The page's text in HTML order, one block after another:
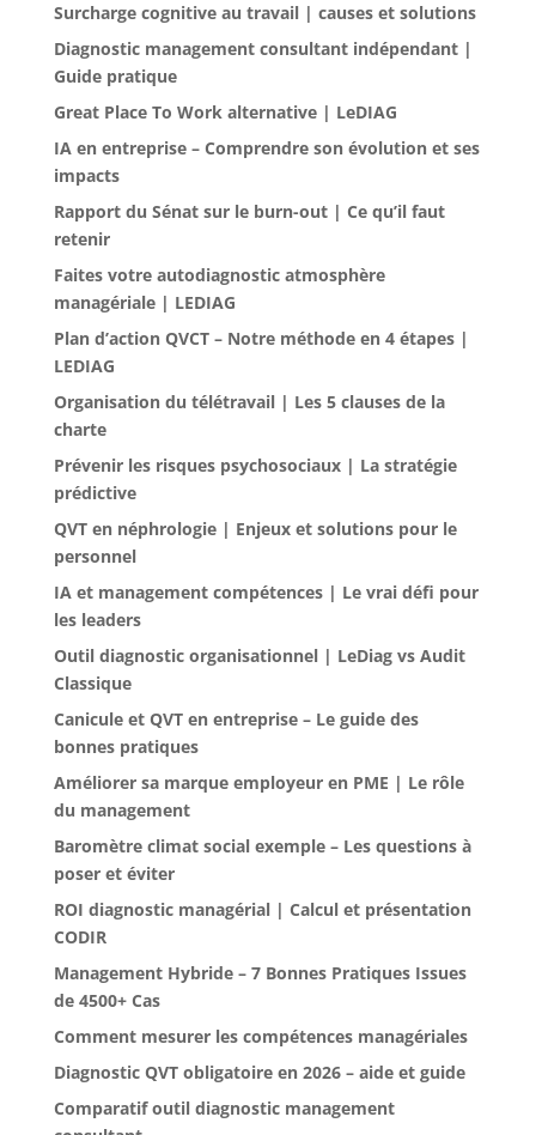
Surcharge cognitive au travail | causes et solutions
Diagnostic management consultant indépendant |
Guide pratique
Great Place To Work alternative | LeDIAG
IA en entreprise – Comprendre son évolution et ses
impacts
Rapport du Sénat sur le burn-out | Ce qu’il faut
retenir
Faites votre autodiagnostic atmosphère
managériale | LEDIAG
Plan d’action QVCT – Notre méthode en 4 étapes |
LEDIAG
Organisation du télétravail | Les 5 clauses de la
charte
Prévenir les risques psychosociaux | La stratégie
prédictive
QVT en néphrologie | Enjeux et solutions pour le
personnel
IA et management compétences | Le vrai défi pour
les leaders
Outil diagnostic organisationnel | LeDiag vs Audit
Classique
Canicule et QVT en entreprise – Le guide des
bonnes pratiques
Améliorer sa marque employeur en PME | Le rôle
du management
Baromètre climat social exemple – Les questions à
poser et éviter
ROI diagnostic managérial | Calcul et présentation
CODIR
Management Hybride – 7 Bonnes Pratiques Issues
de 4500+ Cas
Comment mesurer les compétences managériales
Diagnostic QVT obligatoire en 2026 – aide et guide
Comparatif outil diagnostic management